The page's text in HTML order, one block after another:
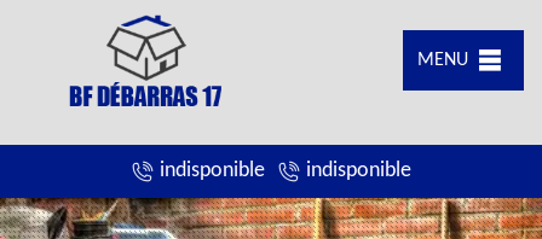
MENU
indisponible indisponible